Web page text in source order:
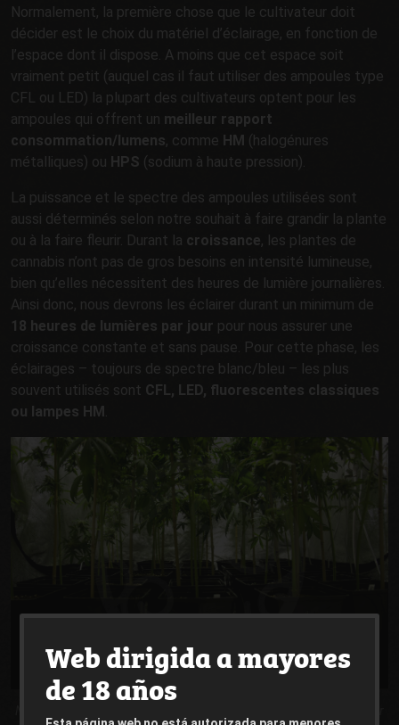
Normalement, la première chose que le cultivateur doit
décider est le choix du matériel d’éclairage, en fonction de
l’espace dont il dispose. A moins que cet espace soit
vraiment petit (auquel cas il faut utiliser des ampoules type
CFL ou LED) la plupart des cultivateurs optent pour les
ampoules qui offrent un meilleur rapport
consommation/lumens, comme HM (halogénures
métalliques) ou HPS (sodium à haute pression).
La puissance et le spectre des ampoules utilisées sont
aussi déterminés selon notre souhait à faire grandir la plante
ou à la faire fleurir. Durant la croissance, les plantes de
cannabis n’ont pas de gros besoins en intensité lumineuse,
bien qu’elles nécessitent des heures de lumière journalières.
Ainsi donc, nous devrons les éclairer durant un minimum de
18 heures de lumières par jour pour nous assurer une
croissance constante et sans pause. Pour cette phase, les
éclairages – toujours de spectre blanc/bleu – les plus
souvent utilisés sont CFL, LED, fluorescentes classiques
ou lampes HM.
Web dirigida a mayores
de 18 años